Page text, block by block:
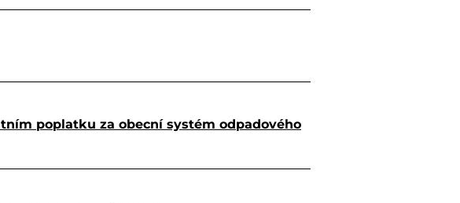
poplatku za obecní systém odpadového